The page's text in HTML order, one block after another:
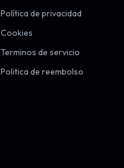
Política de privacidad
Cookies
Terminos de servicio
Politica de reembolso